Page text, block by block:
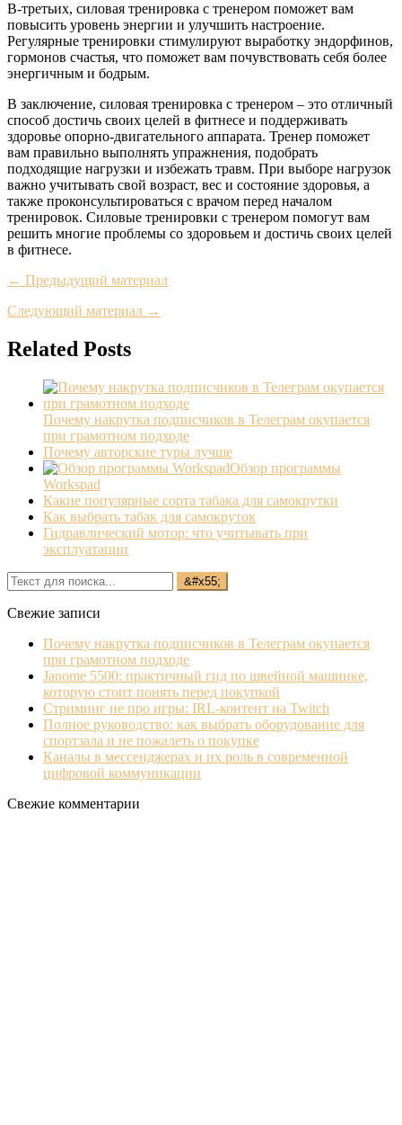
В-третьих, силовая тренировка с тренером поможет вам
повысить уровень энергии и улучшить настроение.
Регулярные тренировки стимулируют выработку эндорфинов,
гормонов счастья, что поможет вам почувствовать себя более
энергичным и бодрым.
В заключение, силовая тренировка с тренером – это отличный
способ достичь своих целей в фитнесе и поддерживать
здоровье опорно-двигательного аппарата. Тренер поможет
вам правильно выполнять упражнения, подобрать
подходящие нагрузки и избежать травм. При выборе нагрузок
важно учитывать свой возраст, вес и состояние здоровья, а
также проконсультироваться с врачом перед началом
тренировок. Силовые тренировки с тренером помогут вам
решить многие проблемы со здоровьем и достичь своих целей
в фитнесе.
← Предыдущий материал
Следующий материал →
Related Posts
Почему накрутка подписчиков в Телеграм окупается
при грамотном подходе
Почему авторские туры лучше
Обзор программы
Workspad
Какие популярные сорта табака для самокрутки
Как выбрать табак для самокруток
Гидравлический мотор: что учитывать при
эксплуатации
Свежие записи
Почему накрутка подписчиков в Телеграм окупается
при грамотном подходе
Janome 5500: практичный гид по швейной машинке,
которую стоит понять перед покупкой
Стриминг не про игры: IRL‐контент на Twitch
Полное руководство: как выбрать оборудование для
спортзала и не пожалеть о покупке
Каналы в мессенджерах и их роль в современной
цифровой коммуникации
Свежие комментарии